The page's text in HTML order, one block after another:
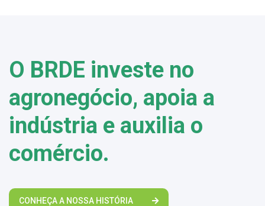
O BRDE investe no
agronegócio, apoia a
indústria e auxilia o
comércio.
CONHEÇA A NOSSA HISTÓRIA